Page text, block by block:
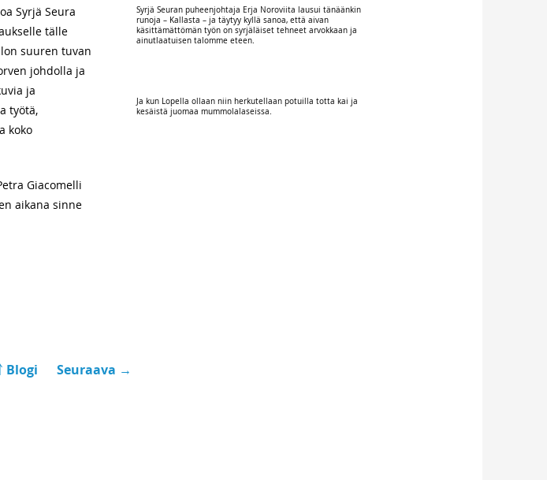
Syrjä Seuran puheenjohtaja Erja Noroviita lausui tänäänkin
runoja – Kallasta – ja täytyy kyllä sanoa, että aivan
käsittämättömän työn on syrjäläiset tehneet arvokkaan ja
ainutlaatuisen talomme eteen.
Ja kun Lopella ollaan niin herkutellaan potuilla totta kai ja
kesäistä juomaa mummolalaseissa.
Syrjä Seura
tälle
suuren tuvan
johdolla ja
ja
työtä,
koko
Giacomelli
aikana sinne
Blogi Seuraava →